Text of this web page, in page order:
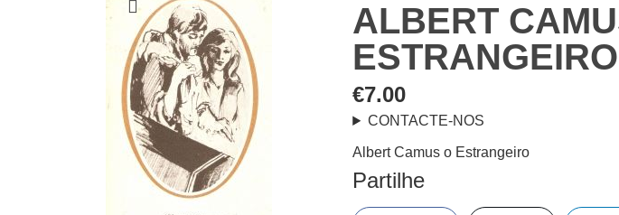
ALBERT
ESTRANGEIRO
€7.00
CONTACTE-NOS
Albert Camus o Estrangeiro
Partilhe